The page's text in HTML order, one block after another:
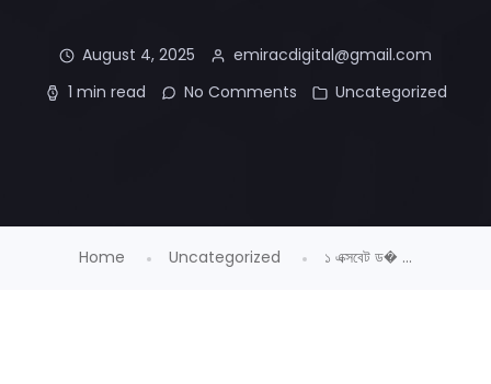
August 4, 2025
emiracdigital@gmail.com
1 min read
No Comments Uncategorized
Home Uncategorized ১ এক্সবেট ড� ...